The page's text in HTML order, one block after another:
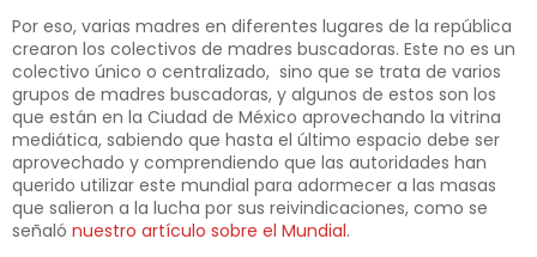
Por eso, varias madres en diferentes lugares de la república
crearon los colectivos de madres buscadoras. Este no es un
colectivo único o centralizado, sino que se trata de varios
grupos de madres buscadoras, y algunos de estos son los
que están en la Ciudad de México aprovechando la vitrina
mediática, sabiendo que hasta el último espacio debe ser
aprovechado y comprendiendo que las autoridades han
querido utilizar este mundial para adormecer a las masas
que salieron a la lucha por sus reivindicaciones, como se
señaló nuestro artículo sobre el Mundial.